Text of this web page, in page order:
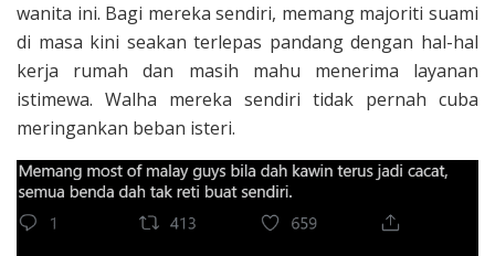
wanita ini. Bagi mereka sendiri, memang majoriti suami
di masa kini seakan terlepas pandang dengan hal-hal
kerja rumah dan masih mahu menerima layanan
istimewa. Walha mereka sendiri tidak pernah cuba
meringankan beban isteri.